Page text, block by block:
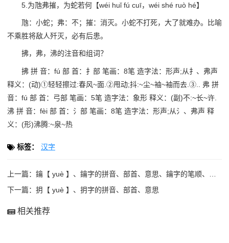
5.为虺弗摧，为蛇若何【wéi huǐ fú cuī，wéi shé ruò hé】
虺：小蛇；弗：不；摧：消灭。小蛇不打死，大了就难办。比喻
不乘胜将敌人歼灭，必有后患。
拂，弗，沸的注音和组词？
拂 拼 音：fú 部 首：扌部 笔画：8笔 造字法：形声;从扌、弗声
释义：(动)①轻轻擦过:春风~面.②甩动;抖:~尘~袖~袖而去.③.. 弗 拼
音：fú 部 首：弓部 笔画：5笔 造字法：象形 释义：(副)不:~长~许.
沸 拼 音：fèi 部 首：氵部 笔画：8笔 造字法：形声;从氵、弗声 释
义：(形)沸腾:~泉~热
标签： 汉字
上一篇： 鑰【 yuè 】、鑰字的拼音、部首、意思、鑰字的笔顺、笔画顺
下一篇： 抈【 yuè 】、抈字的拼音、部首、意思
相关推荐